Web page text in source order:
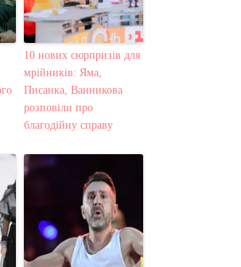
10 нових сюрпризів для
мрійників: Яма,
Писанка, Ванникова
розповіли про
благодійну справу